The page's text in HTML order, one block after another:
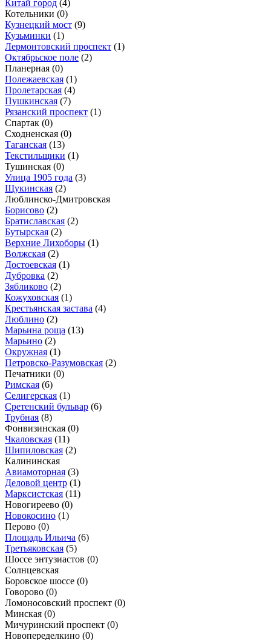
Китай город (4)
Котельники (0)
Кузнецкий мост (9)
Кузьминки (1)
Лермонтовский проспект (1)
Октябрьское поле (2)
Планерная (0)
Полежаевская (1)
Пролетарская (4)
Пушкинская (7)
Рязанский проспект (1)
Спартак (0)
Сходненская (0)
Таганская (13)
Текстильщики (1)
Тушинская (0)
Улица 1905 года (3)
Щукинская (2)
Люблинско-Дмитровская
Борисово (2)
Братиславская (2)
Бутырская (2)
Верхние Лихоборы (1)
Волжская (2)
Достоевская (1)
Дубровка (2)
Зябликово (2)
Кожуховская (1)
Крестьянская застава (4)
Люблино (2)
Марьина роща (13)
Марьино (2)
Окружная (1)
Петровско-Разумовская (2)
Печатники (0)
Римская (6)
Селигерская (1)
Сретенский бульвар (6)
Трубная (8)
Фонвизинская (0)
Чкаловская (11)
Шипиловская (2)
Калининская
Авиамоторная (3)
Деловой центр (1)
Марксистская (11)
Новогиреево (0)
Новокосино (1)
Перово (0)
Площадь Ильича (6)
Третьяковская (5)
Шоссе энтузиастов (0)
Солнцевская
Боровское шоссе (0)
Говорово (0)
Ломоносовский проспект (0)
Минская (0)
Мичуринский проспект (0)
Новопеределкино (0)